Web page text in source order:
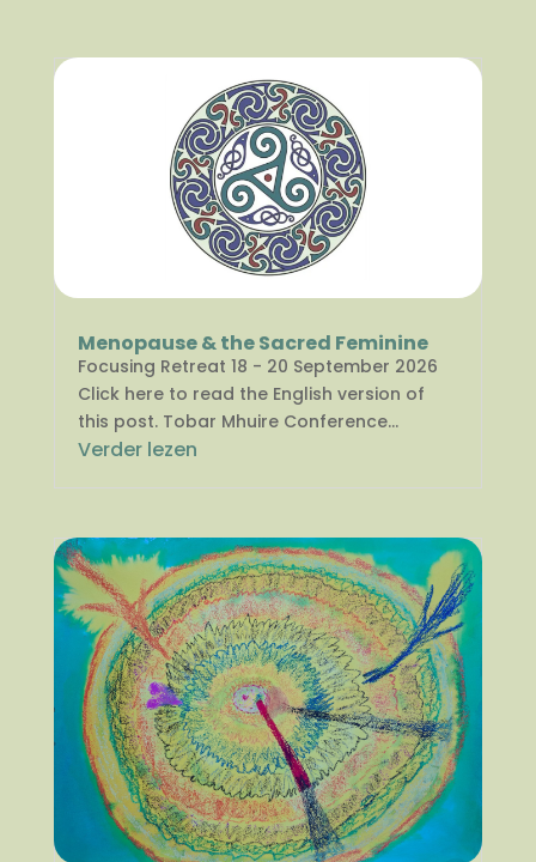
Menopause & the Sacred Feminine
Focusing Retreat 18 - 20 September 2026
Click here to read the English version of
this post. Tobar Mhuire Conference...
Verder lezen